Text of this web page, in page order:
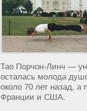
Тао Порчон-Линч —
осталась молода
около 70 лет назад, а
Франции и США.